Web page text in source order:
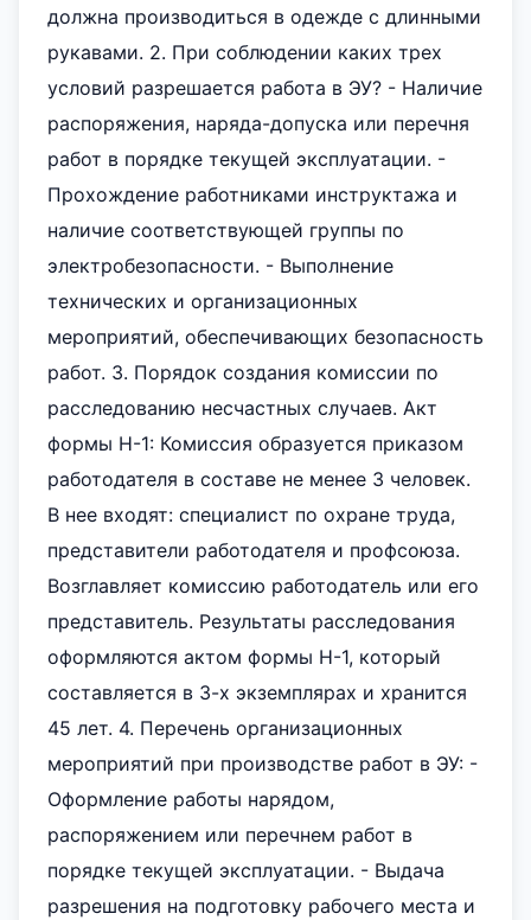
должна производиться в одежде с длинными
рукавами. 2. При соблюдении каких трех
условий разрешается работа в ЭУ? - Наличие
распоряжения, наряда-допуска или перечня
работ в порядке текущей эксплуатации. -
Прохождение работниками инструктажа и
наличие соответствующей группы по
электробезопасности. - Выполнение
технических и организационных
мероприятий, обеспечивающих безопасность
работ. 3. Порядок создания комиссии по
расследованию несчастных случаев. Акт
формы Н-1: Комиссия образуется приказом
работодателя в составе не менее 3 человек.
В нее входят: специалист по охране труда,
представители работодателя и профсоюза.
Возглавляет комиссию работодатель или его
представитель. Результаты расследования
оформляются актом формы Н-1, который
составляется в 3-х экземплярах и хранится
45 лет. 4. Перечень организационных
мероприятий при производстве работ в ЭУ: -
Оформление работы нарядом,
распоряжением или перечнем работ в
порядке текущей эксплуатации. - Выдача
разрешения на подготовку рабочего места и